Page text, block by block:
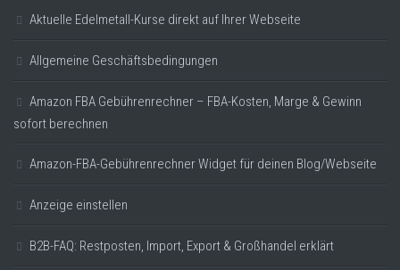
Aktuelle Edelmetall-Kurse direkt auf Ihrer Webseite
Allgemeine Geschäftsbedingungen
Amazon FBA Gebührenrechner – FBA-Kosten, Marge & Gewinn
sofort berechnen
Amazon-FBA-Gebührenrechner Widget für deinen Blog/Webseite
Anzeige einstellen
B2B-FAQ: Restposten, Import, Export & Großhandel erklärt